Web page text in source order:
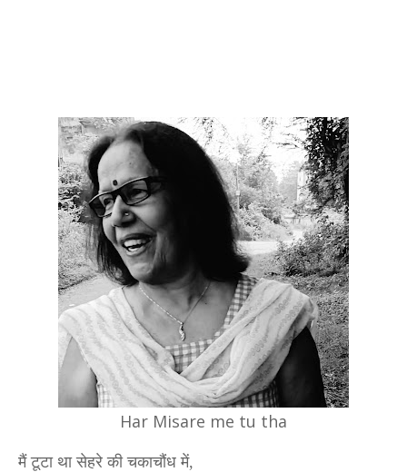
Har Misare me tu tha
मैं टूटा था सेहरे की चकाचौंध में,